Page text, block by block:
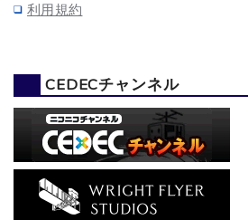
利用規約
CEDECチャンネル